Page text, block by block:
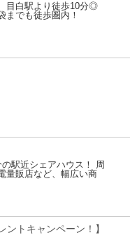
目白駅より徒歩10分◎
までも徒歩圏内！
駅近シェアハウス！ 周
量販店など、幅広い商
ントキャンペーン！】